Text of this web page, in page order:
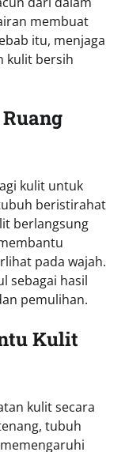
membuat
itu, menjaga
kulit bersih
kulit untuk
beristirahat
berlangsung
pada wajah.
sebagai hasil
pemulihan.
Kulit
kulit secara
tubuh